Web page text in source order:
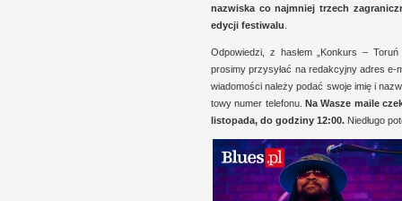
nazwiska co naj­mniej trzech
edycji festiwalu
Odpowiedzi, z hasłem „Kon­kurs –
prosimy przy­syłać na redak­cyjny adres e-​
wiadomo­ści należy podać swoje imię i n
towy numer telefonu. Na Wasze maile
listopada, do godziny 12:00. Nie­długo